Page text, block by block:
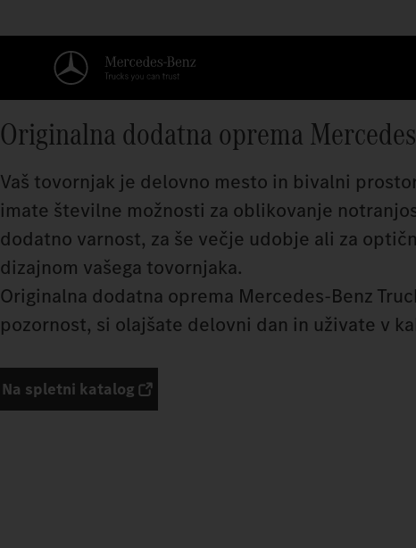
Originalna dodatna oprema
Vaš tovornjak je delovno mesto in bivalni
imate številne možnosti za oblikovanje
dodatno varnost, za še večje udobje ali za
dizajnom vašega tovornjaka.
Originalna dodatna oprema Mercedes‑Benz
pozornost, si olajšate delovni dan in uživate v
Na spletni katalog